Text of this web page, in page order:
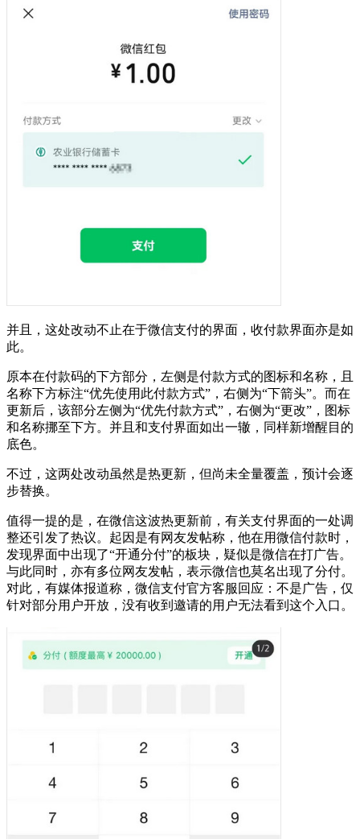
并且，这处改动不止在于微信支付的界面，收付款界面亦是如
此。
原本在付款码的下方部分，左侧是付款方式的图标和名称，且
名称下方标注“优先使用此付款方式”，右侧为“下箭头”。而在
更新后，该部分左侧为“优先付款方式”，右侧为“更改”，图标
和名称挪至下方。并且和支付界面如出一辙，同样新增醒目的
底色。
不过，这两处改动虽然是热更新，但尚未全量覆盖，预计会逐
步替换。
值得一提的是，在微信这波热更新前，有关支付界面的一处调
整还引发了热议。起因是有网友发帖称，他在用微信付款时，
发现界面中出现了“开通分付”的板块，疑似是微信在打广告。
与此同时，亦有多位网友发帖，表示微信也莫名出现了分付。
对此，有媒体报道称，微信支付官方客服回应：不是广告，仅
针对部分用户开放，没有收到邀请的用户无法看到这个入口。